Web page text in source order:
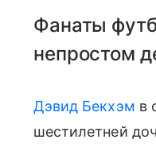
Фанаты
непростом
Дэвид Бекхэм в
шестилетней